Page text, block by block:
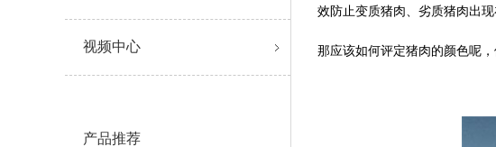
视频中心
产品推荐
效防止变质猪肉、劣
那应该如何评定猪肉的颜色呢